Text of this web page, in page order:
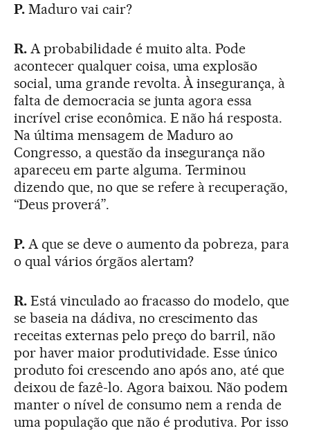
P.Maduro vai cair?
R.A probabilidade é muito alta. Pode
acontecer qualquer coisa, uma explosão
social, uma grande revolta. À insegurança, à
falta de democracia se junta agora essa
incrível crise econômica. E não há resposta.
Na última mensagem de Maduro ao
Congresso, a questão da insegurança não
apareceu em parte alguma. Terminou
dizendo que, no que se refere à recuperação,
“Deus proverá”.
P.A que se deve o aumento da pobreza, para
o qual vários órgãos alertam?
R.Está vinculado ao fracasso do modelo, que
se baseia na dádiva, no crescimento das
receitas externas pelo preço do barril, não
por haver maior produtividade. Esse único
produto foi crescendo ano após ano, até que
deixou de fazê-lo. Agora baixou. Não podem
manter o nível de consumo nem a renda de
uma população que não é produtiva. Por isso